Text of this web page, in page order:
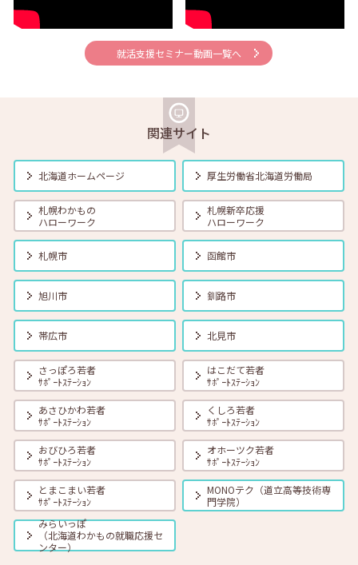
2026年08月01日(土) 在職者
【帯広・対面】8月6日（木）就勝塾 手書き履歴書で好感度アップ～き
れいな字を書く法則～ 11:00～11:40
【オンライン】8月7日（金）こころの健康セルフケア 14:00～14:30
2026年08月01日(土) セミナー 在職者 学生 求職者
【オンライン】8月13日（木）就職活動のススメ方 14:00～14:30
2026年08月01日(土) 学生 求職者
【帯広・対面】8月17日（月）就勝塾 自己分析 ～自分を知って就職活
動～ 14:00～14:40
学生
【オンライン】8月18日（火） 転職前に知っておきたい「部下力」ア
ップセミナー～新しい職場で無理なくキャッチアップするためのコミ
ュニケーション術～ 14:00～14:45 定員40名
2026年08月01日(土) セミナー 在職者 学生 求職者
【函館・対面】8月19日（水）就勝塾 タイプ別「対人ストレス」を減
らす方法 13:30～14:30
2026年08月01日(土)
【釧路・対面】8月20日（木）就勝塾 いまさら聞けないビジネスマナ
ー 13:30～14:30
2026年08月01日(土) セミナー
就活支援セミナー動画一覧へ
関連サイト
北海道ホームページ 厚生労働省北海道労働局
札幌わかもの
ハローワーク
札幌新卒応援
ハローワーク
札幌市 函館市
旭川市 釧路市
帯広市 北見市
さっぽろ若者
ｻﾎﾟｰﾄｽﾃｰｼｮﾝ
はこだて若者
ｻﾎﾟｰﾄｽﾃｰｼｮﾝ
あさひかわ若者
ｻﾎﾟｰﾄｽﾃｰｼｮﾝ
くしろ若者
ｻﾎﾟｰﾄｽﾃｰｼｮﾝ
おびひろ若者
ｻﾎﾟｰﾄｽﾃｰｼｮﾝ
オホーツク若者
ｻﾎﾟｰﾄｽﾃｰｼｮﾝ
とまこまい若者
ｻﾎﾟｰﾄｽﾃｰｼｮﾝ
MONOテク（道立高等技術専
門学院）
みらいっぽ
（北海道わかもの就職応援セ
ンター）